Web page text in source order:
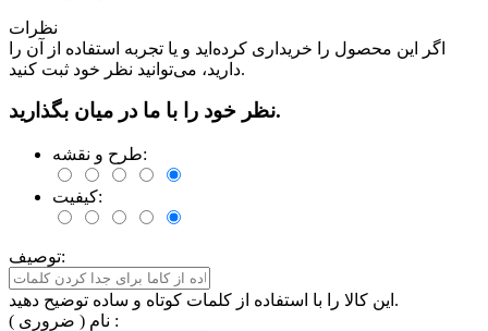
نظرات
اگر این محصول را خریداری کرده‌اید و یا تجربه استفاده از آن را
دارید، می‌توانید نظر خود ثبت کنید.
نظر خود را با ما در میان بگذارید.
طرح و نقشه:
کیفیت:
توصیف:
این کالا را با استفاده از کلمات کوتاه و ساده توضیح دهید.
نام ( ضروری ) :